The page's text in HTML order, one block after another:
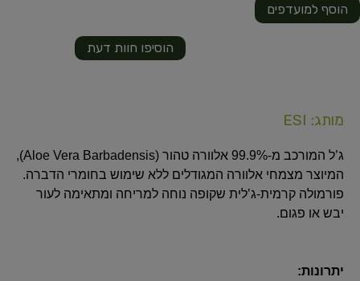
הוסיפו חוות דעת
הוסף למועדפים
מותג: ESI
ג’ל המורכב מ‑99.9% אלוורה טהור (Aloe Vera Barbadensis),
המיוצר מצמחי אלוורה המגודלים ללא שימוש בחומרי הדברה.
פורמולה קרמית-ג’לית שקופה נוחה למריחה ומתאימה לעור
יבש או פגום.
יתרונות: